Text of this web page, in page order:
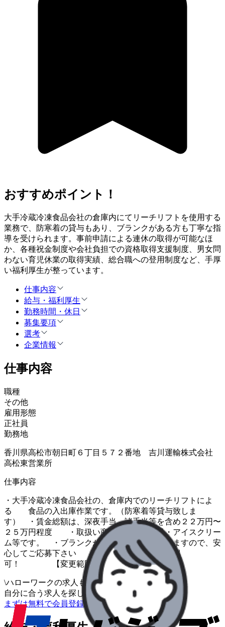
おすすめポイント！
大手冷蔵冷凍食品会社の倉庫内にてリーチリフトを使用する
業務で、防寒着の貸与もあり、ブランクがある方も丁寧な指
導を受けられます。事前申請による連休の取得が可能なほ
か、各種祝金制度や会社負担での資格取得支援制度、男女問
わない育児休業の取得実績、総合職への登用制度など、手厚
い福利厚生が整っています。
仕事内容
給与・福利厚生
勤務時間・休日
募集要項
選考
企業情報
仕事内容
職種
その他
雇用形態
正社員
勤務地
香川県高松市朝日町６丁目５７２番地 吉川運輸株式会社
高松東営業所
仕事内容
・大手冷蔵冷凍食品会社の、倉庫内でのリーチリフトによ
る 食品の入出庫作業です。（防寒着等貸与致しま
す） ・賃金総額は、深夜手当、諸手当等を含め２２万円〜
２５万円程度 ・取扱い商品は、冷凍食品・アイスクリー
ム等です。 ・ブランクがあっても丁寧に教えますので、安
心してご応募下さい ・事前申請にて連休取得
可！ 【変更範囲：会社の定める業務】
\ハローワークの求人も一括管理
自分に合う求人を探してもらう
まずは無料で会員登録